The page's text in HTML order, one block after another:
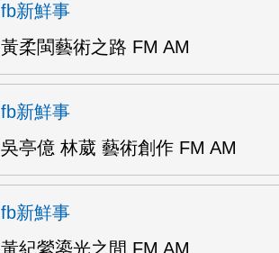
fb新鮮事
黃柔閩藝術之路 FM AM
fb新鮮事
吳亭億 林葳 藝術創作 FM AM
fb新鮮事
黃紀縈鎏光之間 FM AM